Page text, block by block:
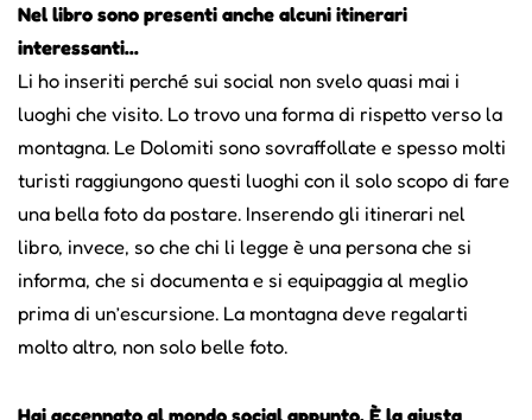
Nel libro sono presenti anche alcuni itinerari
interessanti...
Li ho inseriti perché sui social non svelo quasi mai i
luoghi che visito. Lo trovo una forma di rispetto verso la
montagna. Le Dolomiti sono sovraffollate e spesso molti
turisti raggiungono questi luoghi con il solo scopo di fare
una bella foto da postare. Inserendo gli itinerari nel
libro, invece, so che chi li legge è una persona che si
informa, che si documenta e si equipaggia al meglio
prima di un’escursione. La montagna deve regalarti
molto altro, non solo belle foto.
Hai accennato al mondo social appunto. È la giusta